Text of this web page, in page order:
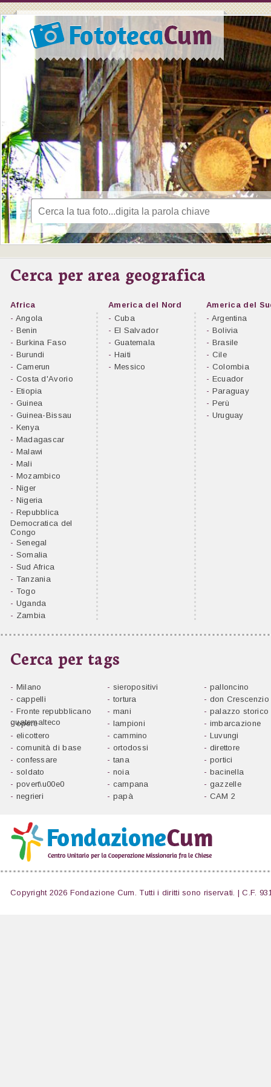
Cerca per area geografica
Africa America del Nord
America del
- Angola
- Benin
- Burkina Faso
- Burundi
- Camerun
- Costa d'Avorio
- Etiopia
- Guinea
- Guinea-Bissau
- Kenya
- Madagascar
- Malawi
- Mali
- Mozambico
- Niger
- Nigeria
- Repubblica
Democratica del
Congo
- Senegal
- Somalia
- Sud Africa
- Tanzania
- Togo
- Uganda
- Zambia
- Cuba
- El Salvador
- Guatemala
- Haiti
- Messico
- Argentina
- Bolivia
- Brasile
- Cile
- Colombia
- Ecuador
- Paraguay
- Perù
- Uruguay
Cerca per tags
- Milano - sieropositivi - palloncino
- cappelli - tortura - don Crescenzio
- Fronte repubblicano
guatemalteco
- mani - palazzo storico
-opere - lampioni - imbarcazione
- elicottero - cammino - Luvungi
- comunità di base - ortodossi - direttore
- confessare - tana - portici
- soldato - noia - bacinella
- povert\u00e0 - campana - gazzelle
- negrieri - papà - CAM 2
Copyright 2026 Fondazione Cum. Tutti i diritti sono riservati. | C.F.